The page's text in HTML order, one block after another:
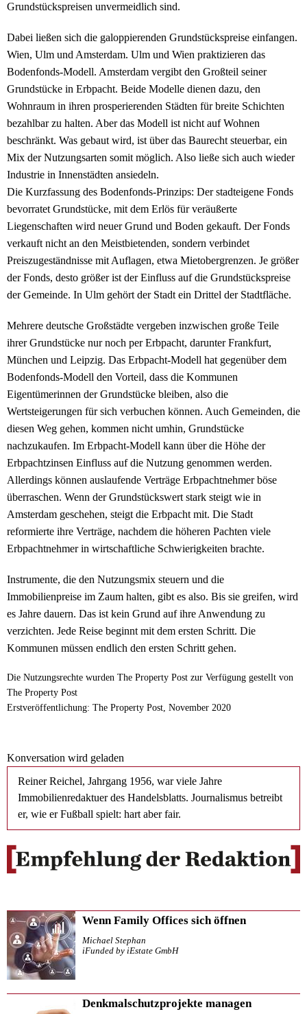
Grundstückspreisen unvermeidlich sind.
Dabei ließen sich die galoppierenden Grundstückspreise einfangen.
Wien, Ulm und Amsterdam. Ulm und Wien praktizieren das
Bodenfonds-Modell. Amsterdam vergibt den Großteil seiner
Grundstücke in Erbpacht. Beide Modelle dienen dazu, den
Wohnraum in ihren prosperierenden Städten für breite Schichten
bezahlbar zu halten. Aber das Modell ist nicht auf Wohnen
beschränkt. Was gebaut wird, ist über das Baurecht steuerbar, ein
Mix der Nutzungsarten somit möglich. Also ließe sich auch wieder
Industrie in Innenstädten ansiedeln.
Die Kurzfassung des Bodenfonds-Prinzips: Der stadteigene Fonds
bevorratet Grundstücke, mit dem Erlös für veräußerte
Liegenschaften wird neuer Grund und Boden gekauft. Der Fonds
verkauft nicht an den Meistbietenden, sondern verbindet
Preiszugeständnisse mit Auflagen, etwa Mietobergrenzen. Je größer
der Fonds, desto größer ist der Einfluss auf die Grundstückspreise
der Gemeinde. In Ulm gehört der Stadt ein Drittel der Stadtfläche.
Mehrere deutsche Großstädte vergeben inzwischen große Teile
ihrer Grundstücke nur noch per Erbpacht, darunter Frankfurt,
München und Leipzig. Das Erbpacht-Modell hat gegenüber dem
Bodenfonds-Modell den Vorteil, dass die Kommunen
Eigentümerinnen der Grundstücke bleiben, also die
Wertsteigerungen für sich verbuchen können. Auch Gemeinden, die
diesen Weg gehen, kommen nicht umhin, Grundstücke
nachzukaufen. Im Erbpacht-Modell kann über die Höhe der
Erbpachtzinsen Einfluss auf die Nutzung genommen werden.
Allerdings können auslaufende Verträge Erbpachtnehmer böse
überraschen. Wenn der Grundstückswert stark steigt wie in
Amsterdam geschehen, steigt die Erbpacht mit. Die Stadt
reformierte ihre Verträge, nachdem die höheren Pachten viele
Erbpachtnehmer in wirtschaftliche Schwierigkeiten brachte.
Instrumente, die den Nutzungsmix steuern und die
Immobilienpreise im Zaum halten, gibt es also. Bis sie greifen, wird
es Jahre dauern. Das ist kein Grund auf ihre Anwendung zu
verzichten. Jede Reise beginnt mit dem ersten Schritt. Die
Kommunen müssen endlich den ersten Schritt gehen.
Die Nutzungsrechte wurden The Property Post zur Verfügung gestellt von
The Property Post
Erstveröffentlichung: The Property Post, November 2020
Konversation wird geladen
Reiner Reichel, Jahrgang 1956, war viele Jahre
Immobilienredaktuer des Handelsblatts. Journalismus betreibt
er, wie er Fußball spielt: hart aber fair.
Wenn Family Offices sich öffnen
Michael Stephan
iFunded by iEstate GmbH
Denkmalschutzprojekte managen